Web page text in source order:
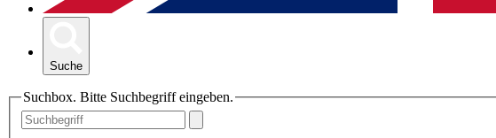
Suche
Suchbox. Bitte Suchbegriff eingeben.